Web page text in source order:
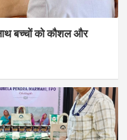
बच्चों को कौशल और